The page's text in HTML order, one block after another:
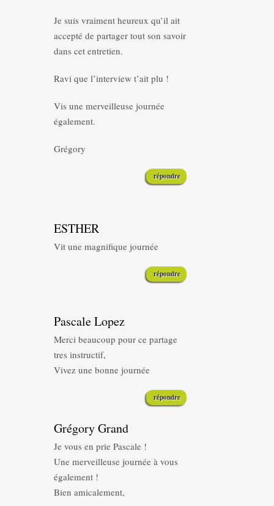
Je suis vraiment heureux qu’il ait
accepté de partager tout son savoir
dans cet entretien.
Ravi que l’interview t’ait plu !
Vis une merveilleuse journée
également.
Grégory
répondre
ESTHER
Vit une magnifique journée
répondre
Pascale Lopez
Merci beaucoup pour ce partage
tres instructif,
Vivez une bonne journée
répondre
Grégory Grand
Je vous en prie Pascale !
Une merveilleuse journée à vous
également !
Bien amicalement,